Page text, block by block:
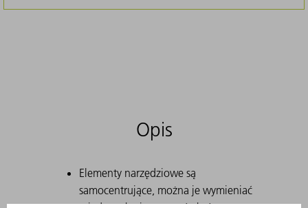
Opis
Elementy narzędziowe są
samocentrujące, można je wymieniać